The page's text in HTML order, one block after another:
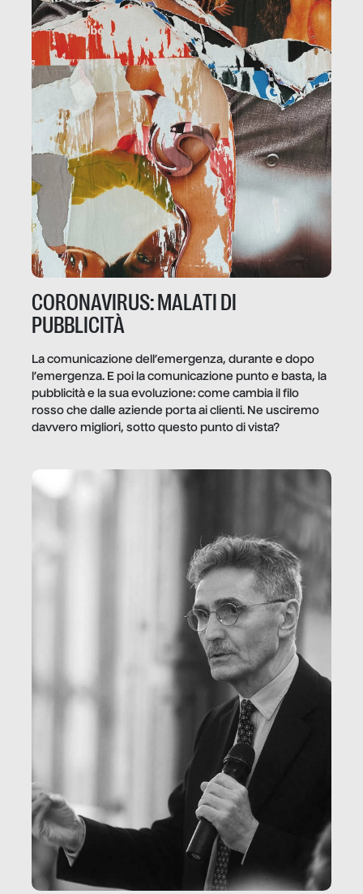
CORONAVIRUS: MALATI DI
PUBBLICITÀ
La comunicazione dell’emergenza, durante e dopo
l’emergenza. E poi la comunicazione punto e basta, la
pubblicità e la sua evoluzione: come cambia il filo
rosso che dalle aziende porta ai clienti. Ne usciremo
davvero migliori, sotto questo punto di vista?